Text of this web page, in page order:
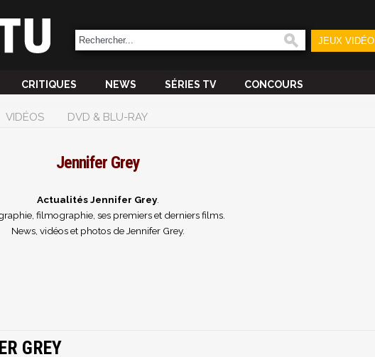
JEUX VIDÉO
CRITIQUES NEWS SÉRIES TV CONCOURS
VIDÉOS DVD & BLU-RAY
Jennifer Grey
Actualités Jennifer Grey.
filmographie, ses premiers et derniers films.
News, vidéos et photos de Jennifer Grey.
GREY